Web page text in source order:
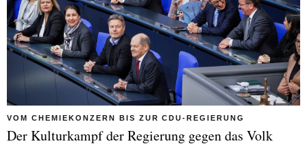
VOM CHEMIEKONZERN BIS ZUR CDU-REGIERUNG
Der Kulturkampf der Regierung gegen das Volk